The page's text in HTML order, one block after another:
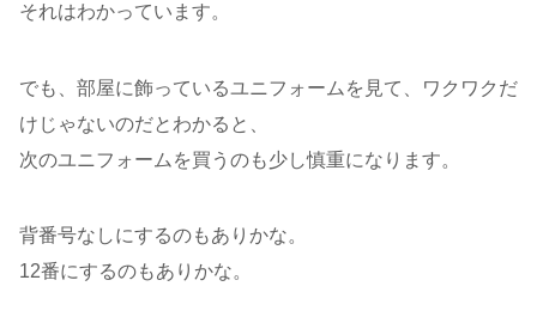
それはわかっています。
でも、部屋に飾っているユニフォームを見て、ワクワクだ
けじゃないのだとわかると、
次のユニフォームを買うのも少し慎重になります。
背番号なしにするのもありかな。
12番にするのもありかな。